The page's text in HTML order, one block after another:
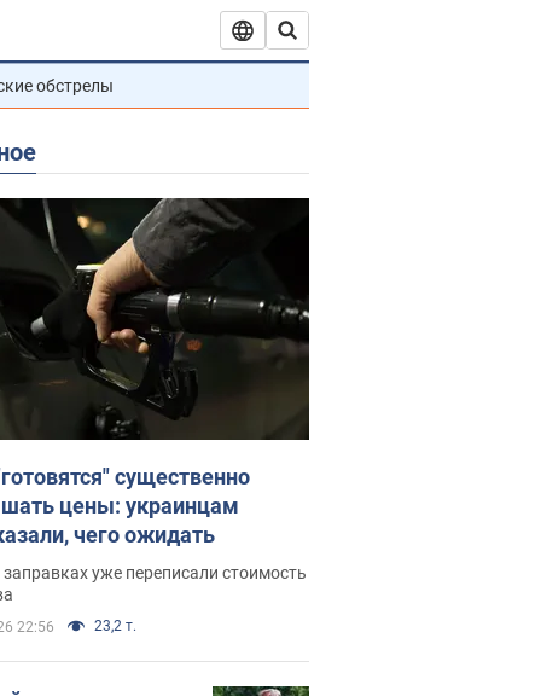
обстрелы
существенно
цены: украинцам
чего ожидать
уже переписали стоимость
22:56 23,2 т.